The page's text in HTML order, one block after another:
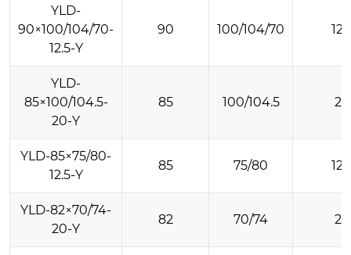
YLD-
90×100/104/70-
12.5-Y
90 100/104/70
YLD-
85×100/104.5-
20-Y
85 100/104.5 20
YLD-85×75/80-
12.5-Y
85 75/80
YLD-82×70/74-
20-Y
82 70/74 20